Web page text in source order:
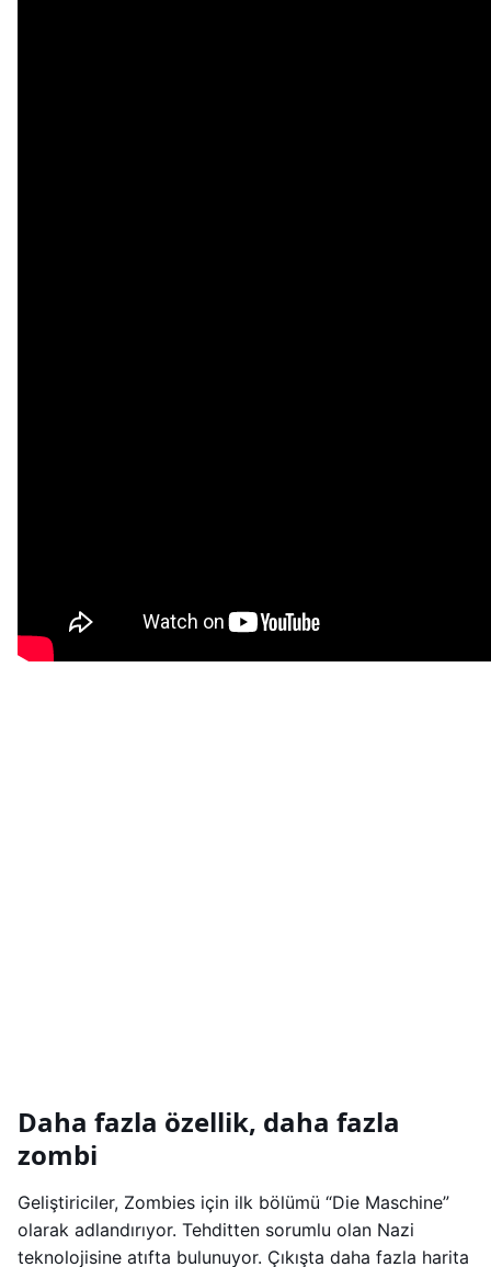
Daha fazla özellik, daha fazla
zombi
Geliştiriciler, Zombies için ilk bölümü “Die Maschine”
olarak adlandırıyor. Tehditten sorumlu olan Nazi
teknolojisine atıfta bulunuyor. Çıkışta daha fazla harita